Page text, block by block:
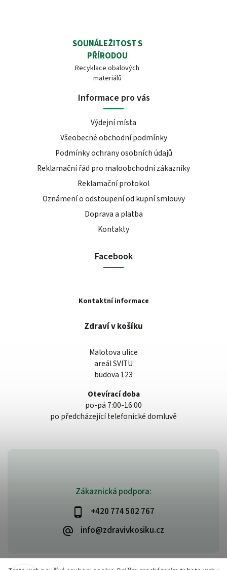
SOUNÁLEŽITOST S
PŘÍRODOU
Recyklace obalových
materiálů
Zákaznická podpora:
+420 774 502 767
info@zdravivkosiku.cz
Informace pro vás
Výdejní místa
Všeobecné obchodní podmínky
Podmínky ochrany osobních údajů
Reklamační řád pro maloobchodní zákazníky
Reklamační protokol
Oznámení o odstoupení od kupní smlouvy
Doprava a platba
Kontakty
Facebook
Kontaktní informace
Zdraví v košíku
Malotova ulice
areál SVITU
budova 123
Otevírací doba
po-pá 7:00-16:00
po předcházející telefonické domluvě